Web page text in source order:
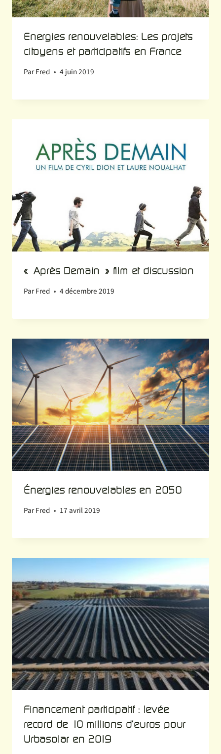
Energies renouvelables: Les projets
citoyens et participatifs en France
Par Fred 4 juin 2019
« Après Demain » film et discussion
Par Fred 4 décembre 2019
Énergies renouvelables en 2050
Par Fred 17 avril 2019
Financement participatif : levée
record de 10 millions d’euros pour
Urbasolar en 2019